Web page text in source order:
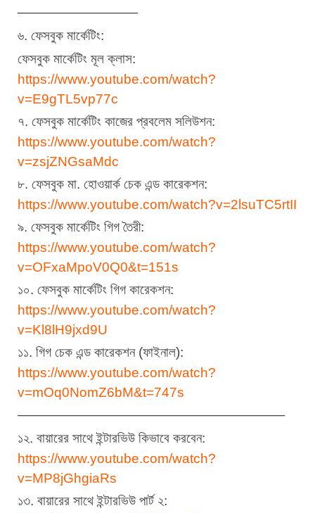
—————————
৬. ফেসবুক মার্কেটিং:
ফেসবুক মার্কেটিং মূল ক্লাস:
https://www.youtube.com/watch?
v=E9gTL5vp77c
৭. ফেসবুক মার্কেটিং কাজের প্রবলেম সলিউশন:
https://www.youtube.com/watch?
v=zsjZNGsaMdc
৮. ফেসবুক মা. হোওয়ার্ক চেক এন্ড কারেকশন:
https://www.youtube.com/watch?v=2lsuTC5rtII
৯. ফেসবুক মার্কেটিং গিগ তৈরী:
https://www.youtube.com/watch?
v=OFxaMpoV0Q0&t=151s
১০. ফেসবুক মার্কেটিং গিগ কারেকশন:
https://www.youtube.com/watch?
v=Kl8lH9jxd9U
১১. গিগ চেক এন্ড কারেকশন (ফাইনাল):
https://www.youtube.com/watch?
v=mOq0NomZ6bM&t=747s
————————————————————
১২. বায়ারের সাথে ইন্টারভিউ কিভাবে করবেন:
https://www.youtube.com/watch?
v=MP8jGhgiaRs
১৩. বায়ারের সাথে ইন্টারভিউ পার্ট ২: